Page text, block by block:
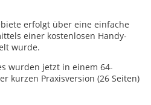
erfolgt über eine einfache
einer kostenlosen Handy-
wurde.
wurden jetzt in einem 64-
kurzen Praxisversion (26 Seiten)